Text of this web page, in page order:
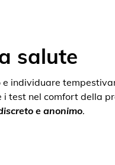
salute
individuare
i test nel comfort della
e anonimo.